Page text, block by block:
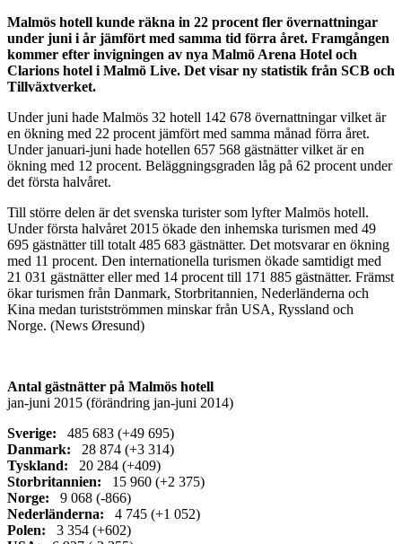
Malmös hotell kunde räkna in 22 procent fler övernattningar
under juni i år jämfört med samma tid förra året. Framgången
kommer efter invigningen av nya Malmö Arena Hotel och
Clarions hotel i Malmö Live. Det visar ny statistik från SCB och
Tillväxtverket.
Under juni hade Malmös 32 hotell 142 678 övernattningar vilket är
en ökning med 22 procent jämfört med samma månad förra året.
Under januari-juni hade hotellen 657 568 gästnätter vilket är en
ökning med 12 procent. Beläggningsgraden låg på 62 procent under
det första halvåret.
Till större delen är det svenska turister som lyfter Malmös hotell.
Under första halvåret 2015 ökade den inhemska turismen med 49
695 gästnätter till totalt 485 683 gästnätter. Det motsvarar en ökning
med 11 procent. Den internationella turismen ökade samtidigt med
21 031 gästnätter eller med 14 procent till 171 885 gästnätter. Främst
ökar turismen från Danmark, Storbritannien, Nederländerna och
Kina medan turistströmmen minskar från USA, Ryssland och
Norge. (News Øresund)
Antal gästnätter på Malmös hotell
jan-juni 2015 (förändring jan-juni 2014)
Sverige: 485 683 (+49 695)
Danmark: 28 874 (+3 314)
Tyskland: 20 284 (+409)
Storbritannien: 15 960 (+2 375)
Norge: 9 068 (-866)
Nederländerna: 4 745 (+1 052)
Polen: 3 354 (+602)